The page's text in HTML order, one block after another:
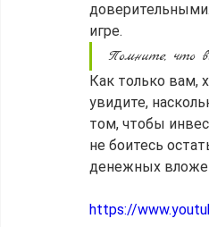
игре.
Помните, что
Как только вам,
увидите,
том, чтобы
не боитесь
денежных
https://